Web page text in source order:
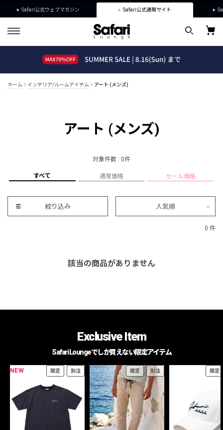
Safari公式ウェブマガジン Safari公式通販サイト
ホーム インテリア/ルームアイテム アート (メンズ)
アート (メンズ)
対象件数 : 0件
すべて 通常価格 セール価格
絞り込み 人気順
0 件
該当の商品がありません
Exclusive Item
Safari Loungeでしか買えない限定アイテム
NEW 限定 別注 限定 別注 限定